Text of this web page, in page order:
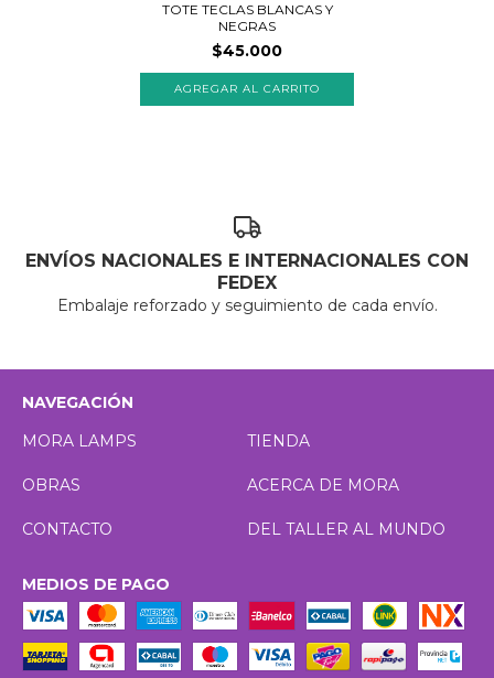
TOTE TECLAS BLANCAS Y
NEGRAS
$45.000
ENVÍOS NACIONALES E INTERNACIONALES CON
FEDEX
Embalaje reforzado y seguimiento de cada envío.
NAVEGACIÓN
MORA LAMPS
TIENDA
OBRAS ACERCA DE MORA
CONTACTO DEL TALLER AL MUNDO
MEDIOS DE PAGO